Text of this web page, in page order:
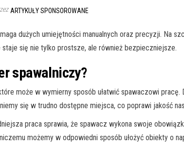
ARTYKUŁY SPONSOROWANE
dużych umiejętności manualnych oraz precyzji.
staje się nie tylko prostsze, ale również bezpieczniejsze.
spawalniczy?
może w wymierny sposób ułatwić spawaczowi
się w trudno dostępne miejsca, co poprawi jakość
praca sprawia, że spawacz wykona swoje
możemy w odpowiedni sposób ułożyć obiekty o